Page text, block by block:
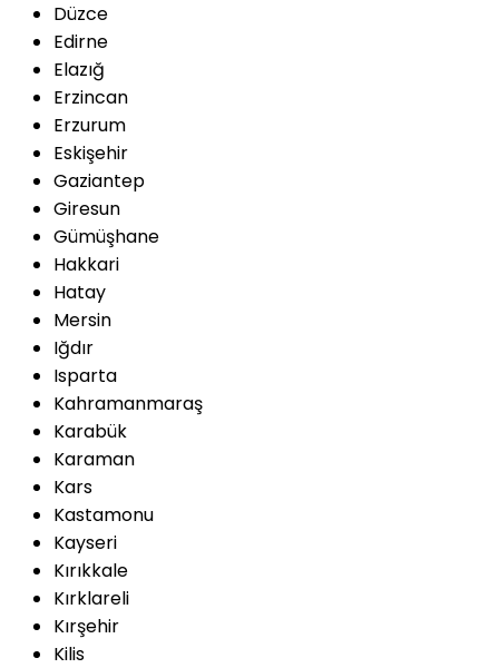
Düzce
Edirne
Elazığ
Erzincan
Erzurum
Eskişehir
Gaziantep
Giresun
Gümüşhane
Hakkari
Hatay
Mersin
Iğdır
Isparta
Kahramanmaraş
Karabük
Karaman
Kars
Kastamonu
Kayseri
Kırıkkale
Kırklareli
Kırşehir
Kilis